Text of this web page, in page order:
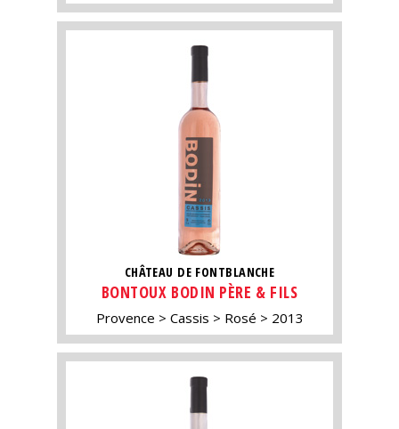
CHÂTEAU DE FONTBLANCHE
BONTOUX BODIN PÈRE & FILS
Provence Cassis Rosé 2013